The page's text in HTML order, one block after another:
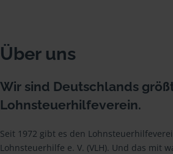
Über uns
Wir sind Deutschlands
Lohnsteuerhilfeverein.
Seit 1972 gibt es den
Lohnsteuerhilfe e. V. (VLH). Und das mit